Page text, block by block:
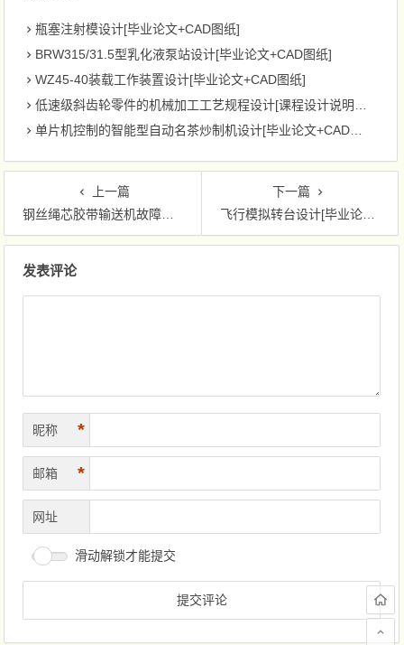
瓶塞注射模设计[毕业论文+CAD图纸]
BRW315/31.5型乳化液泵站设计[毕业论文+CAD图纸]
WZ45-40装载工作装置设计[毕业论文+CAD图纸]
低速级斜齿轮零件的机械加工工艺规程设计[课程设计说明书+CAD图纸]
单片机控制的智能型自动名茶炒制机设计[毕业论文+CAD图纸]
上一篇
钢丝绳芯胶带输送机故障监测的装置的设计[毕业论文+CAD图纸]
下一篇
飞行模拟转台设计[毕业论文+CAD图纸]
发表评论
昵称 *
邮箱 *
网址
滑动解锁才能提交